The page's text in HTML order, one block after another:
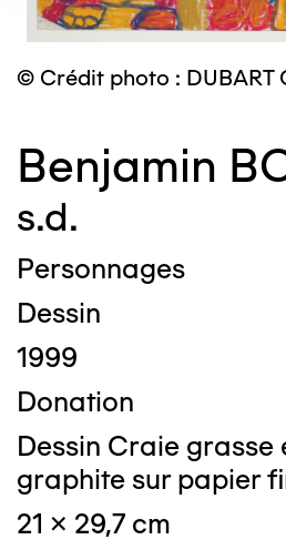
© Crédit photo : DUBART
Benjamin
s.d.
Personnages
Dessin
1999
Donation
Dessin Craie grasse
graphite sur papier
21 x 29,7 cm